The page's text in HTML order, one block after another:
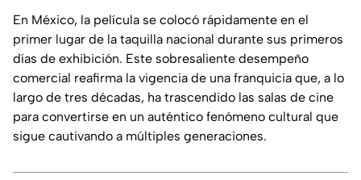
En México, la película se colocó rápidamente en el
primer lugar de la taquilla nacional durante sus primeros
días de exhibición. Este sobresaliente desempeño
comercial reafirma la vigencia de una franquicia que, a lo
largo de tres décadas, ha trascendido las salas de cine
para convertirse en un auténtico fenómeno cultural que
sigue cautivando a múltiples generaciones.